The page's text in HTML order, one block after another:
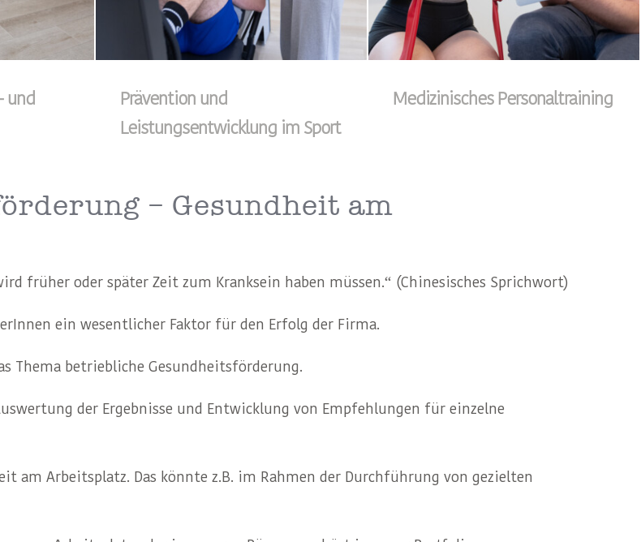
und
Prävention und
Leistungsentwicklung im Sport
Medizinisches Personaltraining
– Gesundheit am
früher oder später Zeit zum Kranksein haben müssen.“ (Chinesisches Sprichwort)
ein wesentlicher Faktor für den Erfolg der Firma.
Thema betriebliche Gesundheitsförderung.
der Ergebnisse und Entwicklung von Empfehlungen für einzelne
am Arbeitsplatz. Das könnte z.B. im Rahmen der Durchführung von gezielten